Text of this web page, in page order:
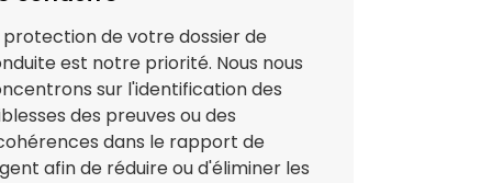
protection de votre dossier de
est notre priorité. Nous nous
sur l'identification des
des preuves ou des
dans le rapport de
afin de réduire ou d'éliminer les